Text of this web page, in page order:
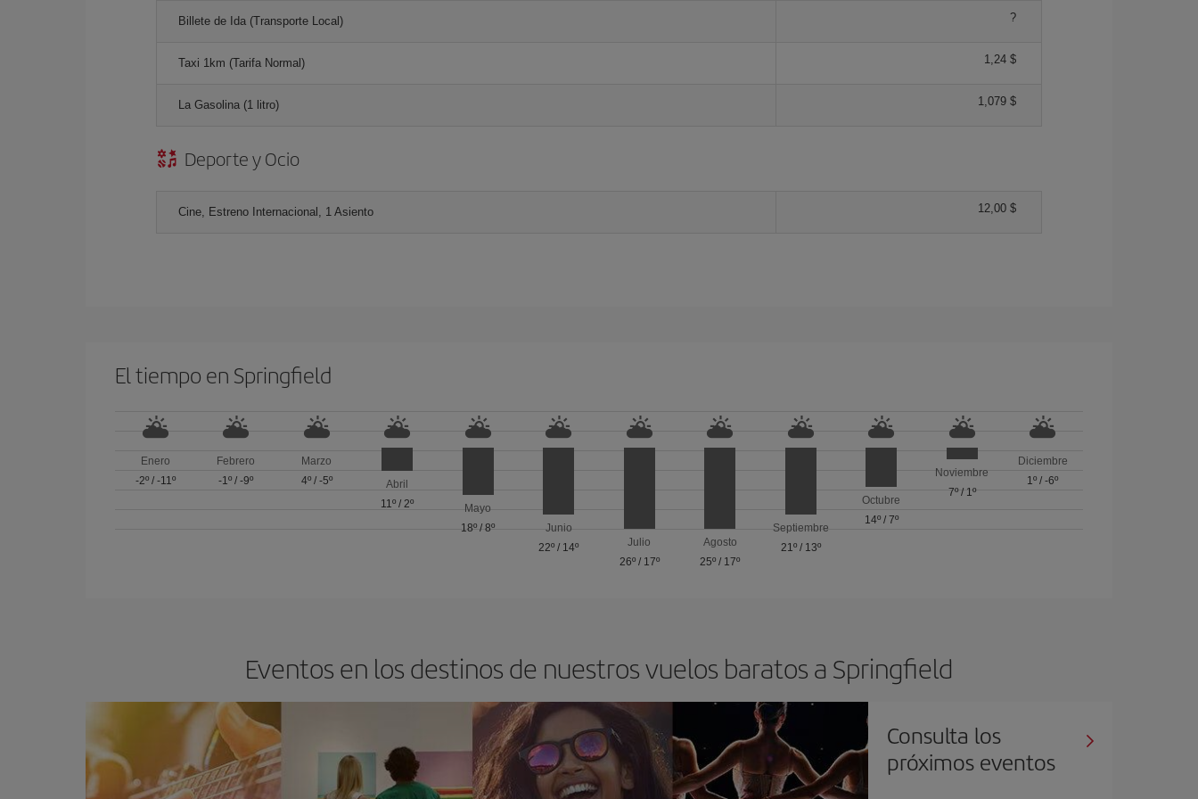
Billete de Ida (Transporte Local) ?
Taxi 1km (Tarifa Normal) 1,24 $
La Gasolina (1 litro) 1,079 $
Deporte y Ocio
Cine, Estreno Internacional, 1 Asiento 12,00 $
El tiempo en Springfield
Enero
-2º/ -11º
Febrero
-1º /-9º
Marzo
4º/ -5º
Abril
11º /2º
Mayo
18º /8º
Junio
22º / 14º
Julio
26º/ 17º
Agosto
25º / 17º
Septiembre
21º/ 13º
Octubre
14º/ 7º
Noviembre
7º/ 1º
Diciembre
1º /-6º
Eventos en los destinos de nuestros vuelos baratos a Springfield
Consulta los
próximos eventos